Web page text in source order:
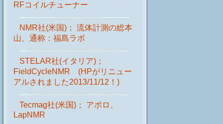
RFコイルチューナー
NMR社(米国)； 流体計測の総本
山、通称：福島ラボ
STELAR社(イタリア)；
FieldCycleNMR (HPがリニュー
アルされました2013/11/12！)
Tecmag社(米国)； アポロ、
LapNMR